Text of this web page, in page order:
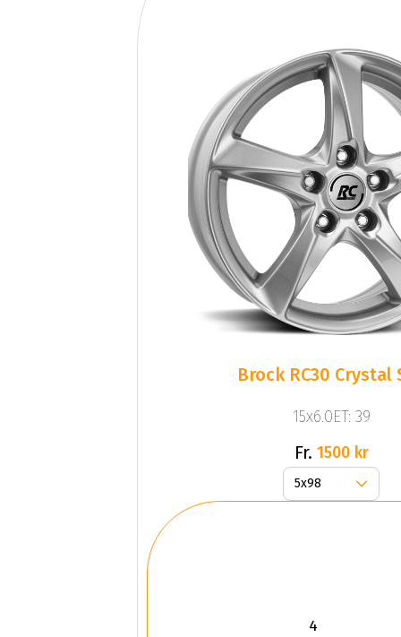
Brock RC30 Crystal
15x6.0ET: 39
Fr. 1500 kr